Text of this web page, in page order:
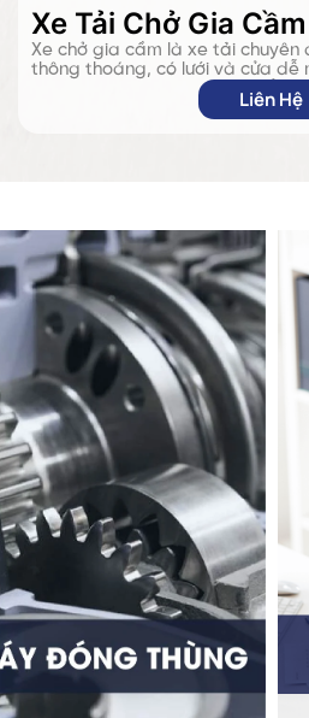
Xe Tải Chở Gia Cầm
Xe chở gia cầm là xe tải chuyên
thông thoáng, có lưới và cửa dễ
gà, vịt an toàn, không làm tổn
Liên Hệ